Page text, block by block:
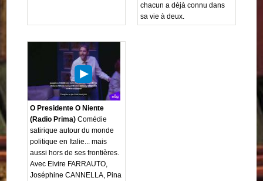
chacun a déjà connu dans
sa vie à deux.
O Presidente O Niente
(Radio Prima) Comédie
satirique autour du monde
politique en Italie... mais
aussi hors de ses frontières.
Avec Elvire FARRAUTO,
Joséphine CANNELLA, Pina